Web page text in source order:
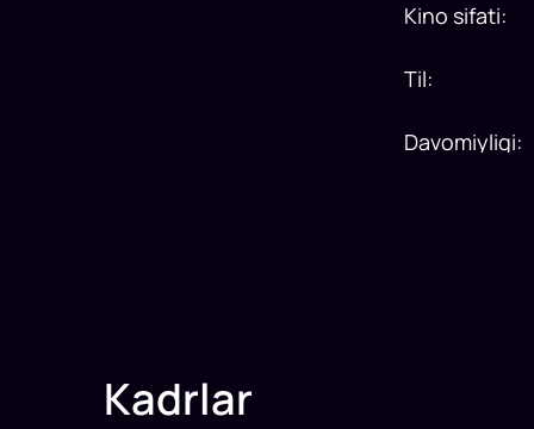
Kino sifati:
Til:
Davomiyligi:
Kadrlar